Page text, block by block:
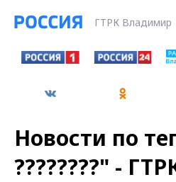
ГТРК Владимир
Новости по
????????" -